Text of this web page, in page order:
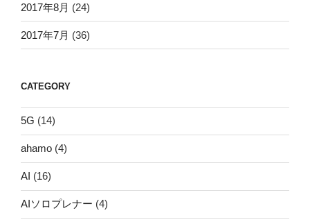
2017年8月 (24)
2017年7月 (36)
CATEGORY
5G (14)
ahamo (4)
AI (16)
AIソロプレナー (4)